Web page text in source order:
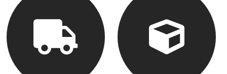
 